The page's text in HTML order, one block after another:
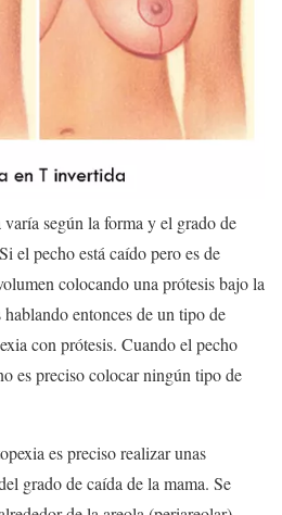
según la forma y el grado de
el pecho está caído pero es de
colocando una prótesis bajo la
entonces de un tipo de
con prótesis. Cuando el pecho
es preciso colocar ningún tipo de
es preciso realizar unas
grado de caída de la mama. Se